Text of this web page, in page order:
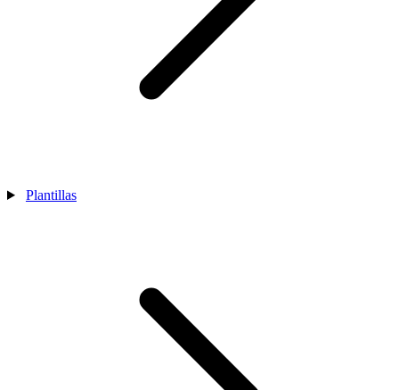
Plantillas